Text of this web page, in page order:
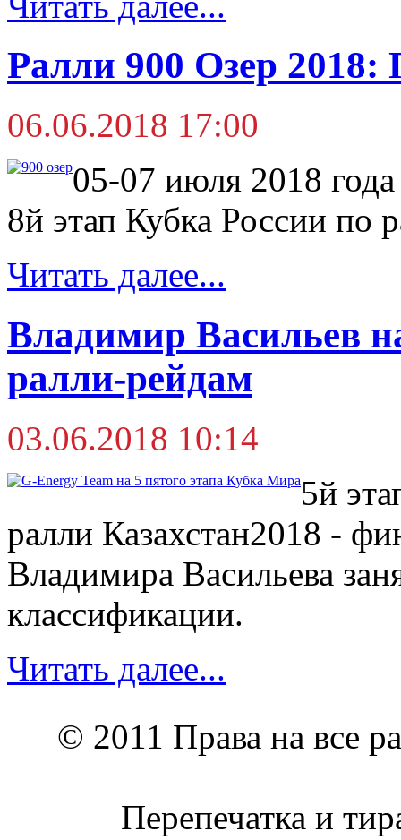
Ралли 900 Озер 2018:
06.06.2018 17:00
05-07 июля 2018
8й этап Кубка России по
Читать далее...
Владимир Васильев
ралли-рейдам
03.06.2018 10:14
5й
ралли Казахстан2018 -
Владимира Васильева
классификации.
Читать далее...
© 2011 Права на все
Перепечатка и